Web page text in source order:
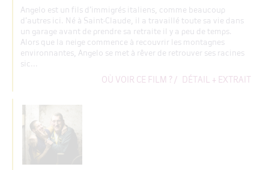
Angelo est un fils d’immigrés italiens, comme beaucoup
d’autres ici. Né à Saint-Claude, il a travaillé toute sa vie dans
un garage avant de prendre sa retraite il y a peu de temps.
Alors que la neige commence à recouvrir les montagnes
environnantes, Angelo se met à rêver de retrouver ses racines
sic...
OÙ VOIR CE FILM ? / DÉTAIL + EXTRAIT